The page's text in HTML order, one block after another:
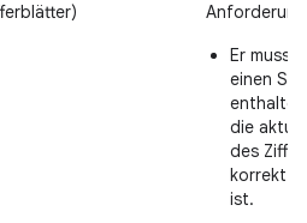
Er muss
einen
die
des
korrekt
ist.